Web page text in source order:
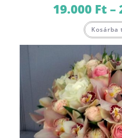
19.000 Ft–
Kosárba